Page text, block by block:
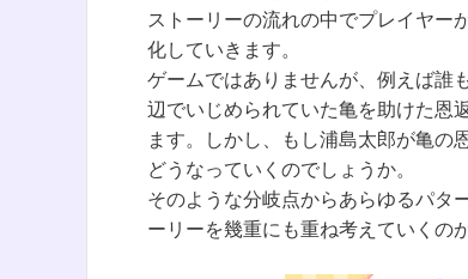
ストーリーの流れの中でプレイヤー
化していきます。
ゲームではありませんが、例えば誰
辺でいじめられていた亀を助けた恩
ます。しかし、もし浦島太郎が亀の
どうなっていくのでしょうか。
そのような分岐点からあらゆるパ
ーリーを幾重にも重ね考えていくの